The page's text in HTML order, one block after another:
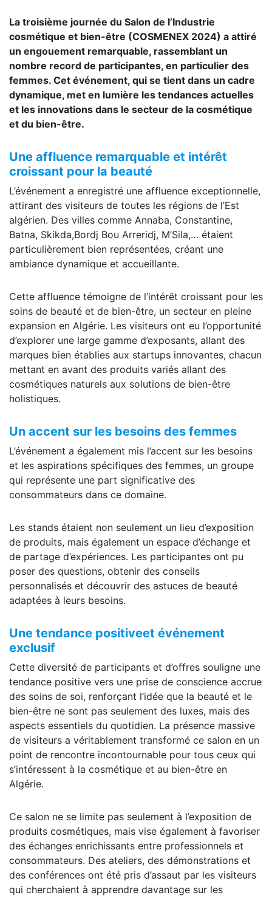
La troisième journée du Salon de l’Industrie
cosmétique et bien-être (COSMENEX 2024) a attiré
un engouement remarquable, rassemblant un
nombre record de participantes, en particulier des
femmes. Cet événement, qui se tient dans un cadre
dynamique, met en lumière les tendances actuelles
et les innovations dans le secteur de la cosmétique
et du bien-être.
Une affluence remarquable et intérêt
croissant pour la beauté
L’événement a enregistré une affluence exceptionnelle,
attirant des visiteurs de toutes les régions de l’Est
algérien. Des villes comme Annaba, Constantine,
Batna, Skikda,Bordj Bou Arreridj, M’Sila,… étaient
particulièrement bien représentées, créant une
ambiance dynamique et accueillante.
Cette affluence témoigne de l’intérêt croissant pour les
soins de beauté et de bien-être, un secteur en pleine
expansion en Algérie. Les visiteurs ont eu l’opportunité
d’explorer une large gamme d’exposants, allant des
marques bien établies aux startups innovantes, chacun
mettant en avant des produits variés allant des
cosmétiques naturels aux solutions de bien-être
holistiques.
Un accent sur les besoins des femmes
L’événement a également mis l’accent sur les besoins
et les aspirations spécifiques des femmes, un groupe
qui représente une part significative des
consommateurs dans ce domaine.
Les stands étaient non seulement un lieu d’exposition
de produits, mais également un espace d’échange et
de partage d’expériences. Les participantes ont pu
poser des questions, obtenir des conseils
personnalisés et découvrir des astuces de beauté
adaptées à leurs besoins.
Une tendance positiveet événement
exclusif
Cette diversité de participants et d’offres souligne une
tendance positive vers une prise de conscience accrue
des soins de soi, renforçant l’idée que la beauté et le
bien-être ne sont pas seulement des luxes, mais des
aspects essentiels du quotidien. La présence massive
de visiteurs a véritablement transformé ce salon en un
point de rencontre incontournable pour tous ceux qui
s’intéressent à la cosmétique et au bien-être en
Algérie.
Ce salon ne se limite pas seulement à l’exposition de
produits cosmétiques, mais vise également à favoriser
des échanges enrichissants entre professionnels et
consommateurs. Des ateliers, des démonstrations et
des conférences ont été pris d’assaut par les visiteurs
qui cherchaient à apprendre davantage sur les